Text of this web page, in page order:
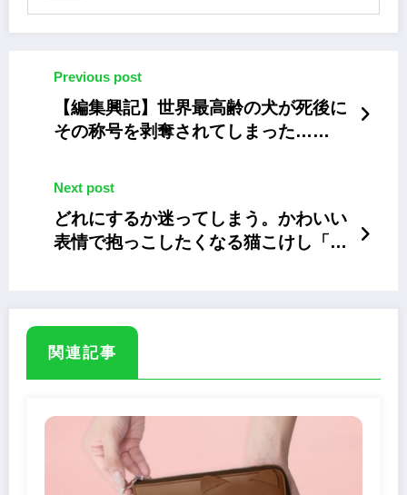
Previous post
【編集興記】世界最高齢の犬が死後に
その称号を剥奪されてしまった……
Next post
どれにするか迷ってしまう。かわいい
表情で抱っこしたくなる猫こけし「だ
関連記事